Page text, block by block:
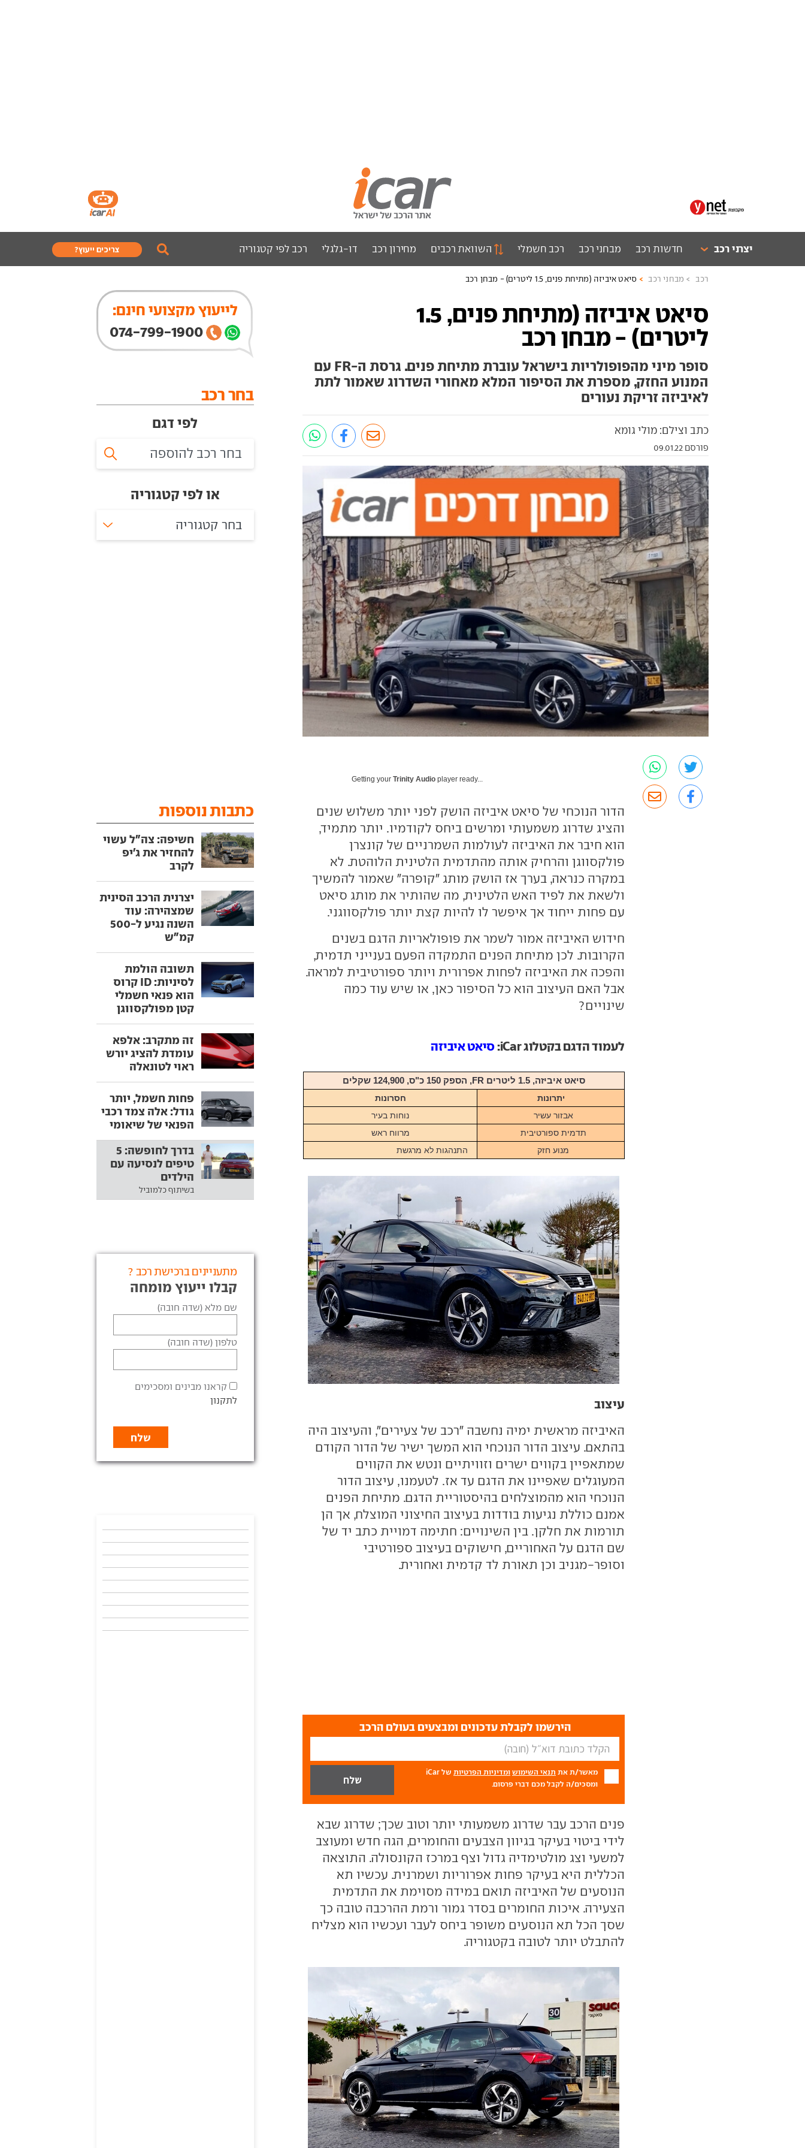
יצרני רכב חדשות רכב מבחני רכב רכב חשמלי השוואת רכבים מחירון רכב דו-גלגלי רכב לפי קטגוריה צריכים ייעוץ?
רכב מבחני רכב סיאט איביזה (מתיחת פנים, 1.5 ליטרים) - מבחן רכב
סיאט איביזה (מתיחת פנים, 1.5
ליטרים) - מבחן רכב
סופר מיני מהפופולריות בישראל עוברת מתיחת פנים. גרסת ה-FR עם
המנוע החזק, מספרת את הסיפור המלא מאחורי השדרוג שאמור לתת
לאיביזה זריקת נעורים
כתב וצילם: מולי גומא
פורסם 09.01.22
Getting yourTrinity Audio player ready...
הדור הנוכחי של סיאט איביזה הושק לפני יותר משלוש שנים
והציג שדרוג משמעותי ומרשים ביחס לקודמיו. יותר מתמיד,
הוא חיבר את האיביזה לעולמות השמרניים של קונצרן
פולקסווגן והרחיק אותה מהתדמית הלטינית הלוהטת. לא
במקרה כנראה, בערך אז הושק מותג "קופרה" שאמור להמשיך
ולשאת את לפיד האש הלטינית, מה שהותיר את מותג סיאט
עם פחות ייחוד אך איפשר לו להיות קצת יותר פולקסווגני.
חידוש האיביזה אמור לשמר את פופולאריות הדגם בשנים
הקרובות. לכן מתיחת הפנים התמקדה הפעם בענייני תדמית,
והפכה את האיביזה לפחות אפרורית ויותר ספורטיבית למראה.
אבל האם העיצוב הוא כל הסיפור כאן, או שיש עוד כמה
שינויים?
לעמוד הדגם בקטלוג iCar: סיאט איביזה
סיאט איביזה, 1.5 ליטרים FR, הספק 150 כ"ס, 124,900 שקלים
יתרונות
חסרונות
אבזור עשיר
נוחות בעיר
תדמית ספורטיבית
מרווח ראש
מנוע חזק
התנהגות לא מרגשת
עיצוב
האיביזה מראשית ימיה נחשבה "רכב של צעירים", והעיצוב היה
בהתאם. עיצוב הדור הנוכחי הוא המשך ישיר של הדור הקודם
שמתאפיין בקווים ישרים וזוויתיים ונטש את הקווים
המעוגלים שאפיינו את הדגם עד אז. לטעמנו, עיצוב הדור
הנוכחי הוא מהמוצלחים בהיסטוריית הדגם. מתיחת הפנים
אמנם כוללת נגיעות בודדות בעיצוב החיצוני המוצלח, אך הן
תורמות את חלקן. בין השינויים: חתימה דמויית כתב יד של
שם הדגם על האחוריים, חישוקים בעיצוב ספורטיבי
וסופר-מגניב וכן תאורת לד קדמית ואחורית.
הירשמו לקבלת עדכונים ומבצעים בעולם הרכב
מאשר/ת את תנאי השימוש ומדיניות הפרטיות
של iCar
ומסכים/ה לקבל מכם דברי פרסום.
פנים הרכב עבר שדרוג משמעותי יותר וטוב שכך; שדרוג שבא
לידי ביטוי בעיקר בגיוון הצבעים והחומרים, הגה חדש ומעוצב
למשעי וצג מולטימדיה גדול וצף במרכז הקונסולה. התוצאה
הכללית היא בעיקר פחות אפרוריות ושמרנית. עכשיו תא
הנוסעים של האיביזה תואם במידה מסוימת את התדמית
הצעירה. איכות החומרים בסדר גמור ורמת ההרכבה טובה כך
שסך הכל תא הנוסעים משופר ביחס לעבר ועכשיו הוא מצליח
להתבלט יותר לטובה בקטגוריה.
לייעוץ מקצועי חינם:
074-799-1900
בחר רכב
לפי דגם
או לפי קטגוריה
בחר קטגוריה
כתבות נוספות
חשיפה: צה"ל עשוי
להחזיר את ג'יפ
לקרב
יצרנית הרכב הסינית
שמצהירה: עוד
השנה נגיע ל-500
קמ"ש
תשובה הולמת
לסיניות: ID קרוס
הוא פנאי חשמלי
קטן מפולקסווגן
זה מתקרב: אלפא
עומדת להציג יורש
ראוי לטונאלה
פחות חשמל, יותר
גודל: אלה צמד רכבי
הפנאי של שיאומי
בדרך לחופשה: 5
טיפים לנסיעה עם
הילדים
בשיתוף כלמוביל
מתעניינים ברכישת רכב ?
קבלו ייעוץ מומחה
שם מלא (שדה חובה)
טלפון (שדה חובה)
קראנו מבינים ומסכימים
לתקנון